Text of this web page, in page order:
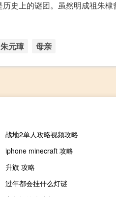
史上的谜团。虽然明成祖朱棣
朱元璋 母亲
战地2单人攻略视频攻略
iphone minecraft 攻略
升旗 攻略
过年都会挂什么灯谜